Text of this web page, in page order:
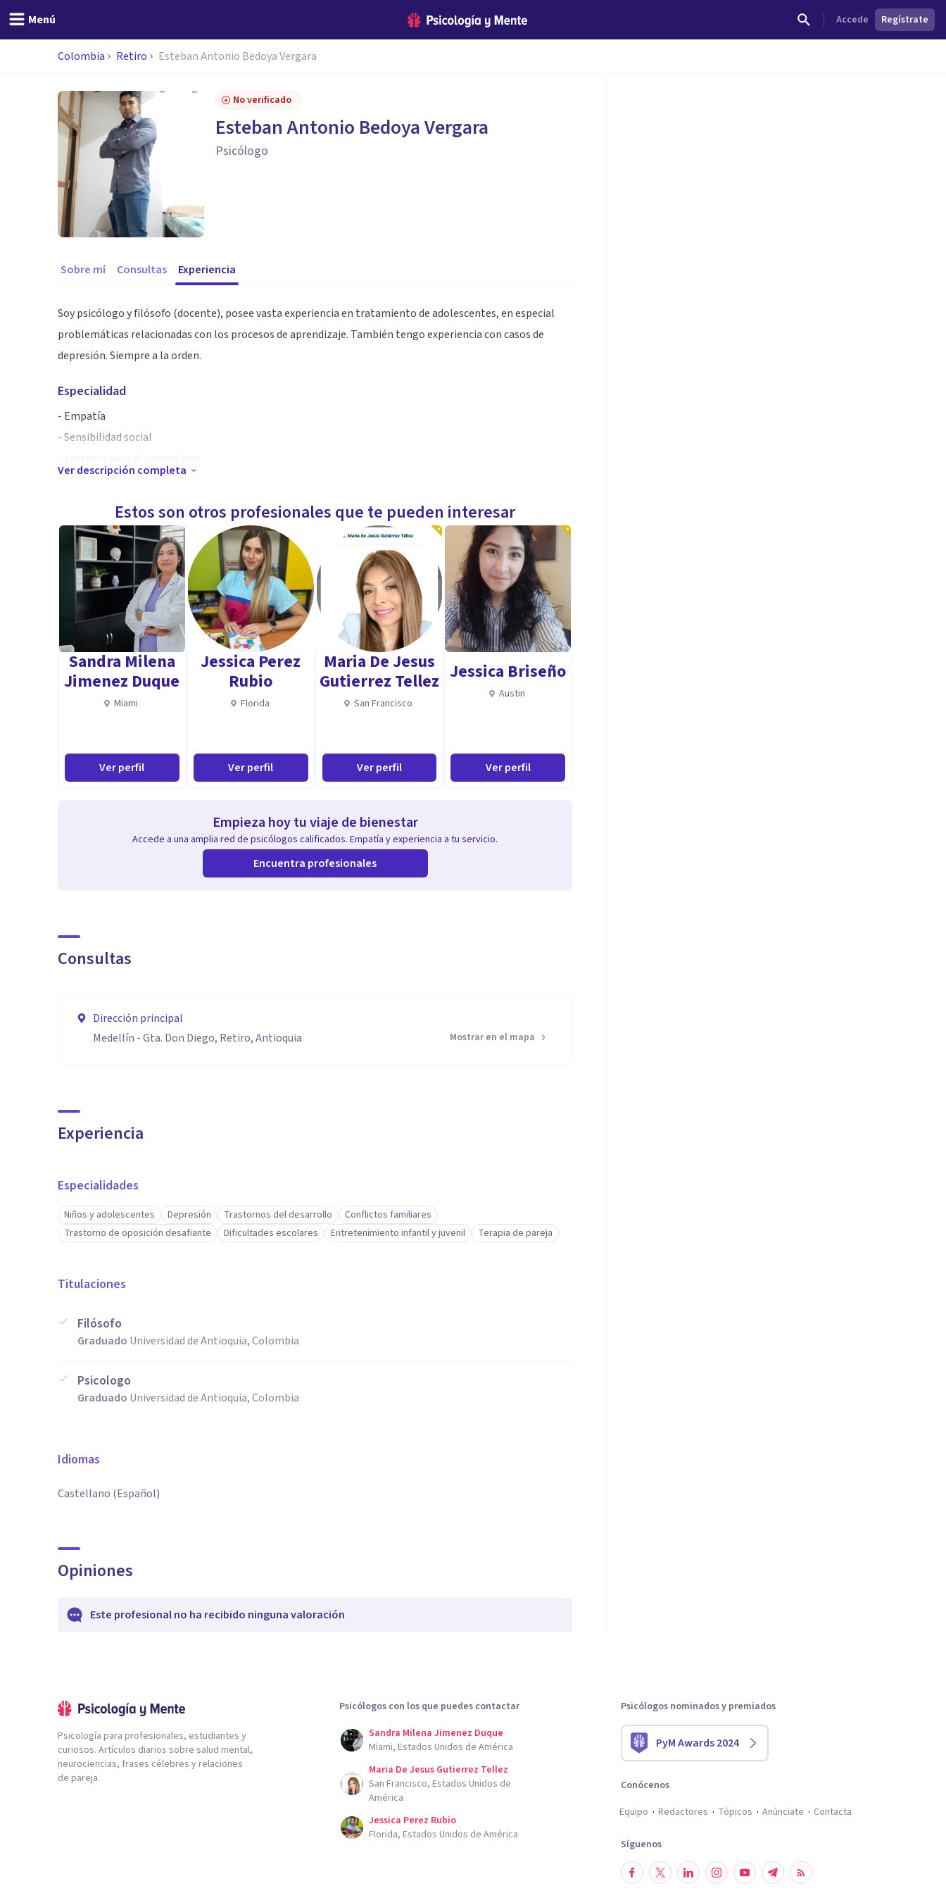
Menú Accede Regístrate
Colombia Retiro Esteban Antonio Bedoya Vergara
No verificado
Esteban Antonio Bedoya Vergara
Psicólogo
Sobre mí Consultas Experiencia
Soy psicólogo y filósofo (docente), posee vasta experiencia en tratamiento de adolescentes, en especial
problemáticas relacionadas con los procesos de aprendizaje. También tengo experiencia con casos de
depresión. Siempre a la orden.
Especialidad
- Empatía
- Sensibilidad social
- Psicología cognitivo-conductual
- intervención en adolescentes y niños
Ver descripción completa
Estos son otros profesionales que te pueden interesar
Sandra Milena
Jimenez Duque
Miami
Ver perfil
Jessica Perez
Rubio
Florida
Ver perfil
Maria De Jesus
Gutierrez Tellez
San Francisco
Ver perfil
Jessica Briseño
Austin
Ver perfil
Empieza hoy tu viaje de bienestar
Accede a una amplia red de psicólogos calificados. Empatía y experiencia a tu servicio.
Encuentra profesionales
Consultas
Dirección principal
Medellín - Gta. Don Diego, Retiro, Antioquia
Mostrar en el mapa
Experiencia
Especialidades
Niños y adolescentes Depresión Trastornos del desarrollo
Conflictos familiares
Trastorno de oposición desafiante
Dificultades escolares Entretenimiento infantil y juvenil Terapia de pareja
Titulaciones
Filósofo
Graduado Universidad de Antioquia, Colombia
Psicologo
Graduado Universidad de Antioquia, Colombia
Idiomas
Castellano (Español)
Opiniones
Este profesional no ha recibido ninguna valoración
Psicología para profesionales, estudiantes y
curiosos. Artículos diarios sobre salud mental,
neurociencias, frases célebres y relaciones
de pareja.
Psicólogos con los que puedes contactar
Sandra Milena Jimenez Duque
Miami, Estados Unidos de América
Maria De Jesus Gutierrez Tellez
San Francisco, Estados Unidos de
América
Jessica Perez Rubio
Florida, Estados Unidos de América
Psicólogos nominados y premiados
PyM Awards 2024
Conócenos
Equipo
Redactores Tópicos Anúnciate Contacta
Síguenos